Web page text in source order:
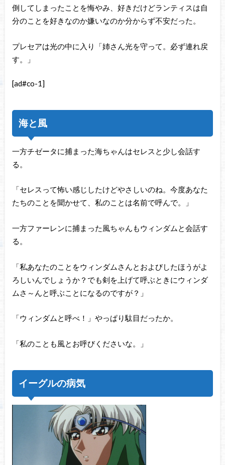
倒してしまったことを悔やみ、好きだけどランティスは自
分のことを好きなのか嫌いなのか分からず不安だった。
プレセアは光の中に入り「姉さん光を守って。必ず連れ戻
す。」
[ad#co-1]
海と風
一方チゼータに捕まった海ちゃんはセレスと少し会話す
る。
「セレスって怖い感じしたけどやさしいのね。今度あなた
たちのことを聞かせて、私のことは名前で呼んで。」
一方ファーレンに捕まった風ちゃんもウィンダムと会話す
る。
「私あなたのことをウィンダムさんとおよびしたほうがよ
ろしいんでしょうか？でも剣を上げて呼ぶときにウィンダ
ムさ～んと呼ぶことになるのですが？」
「ウィンダムと呼べ！」やっぱり駄目だったか。
「私のことも風とお呼びくださいな。」
イーグルの病気